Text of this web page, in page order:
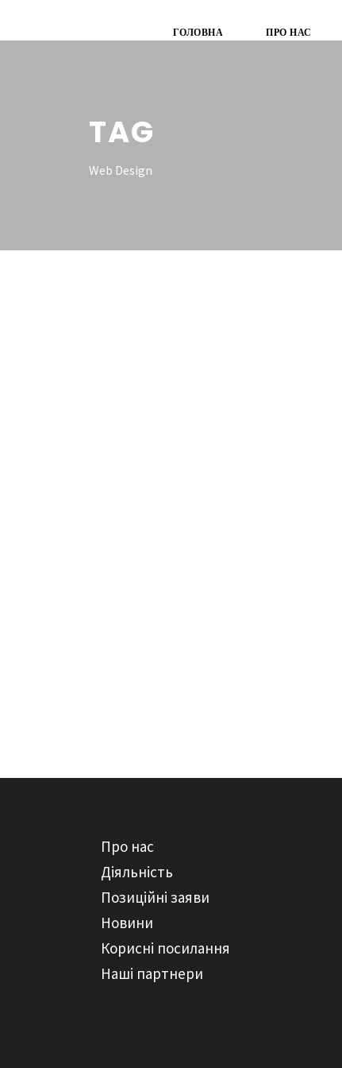
ГОЛОВНА ПРО НАС
TAG
Web Design
Про нас
Діяльність
Позиційні заяви
Новини
Корисні посилання
Наші партнери